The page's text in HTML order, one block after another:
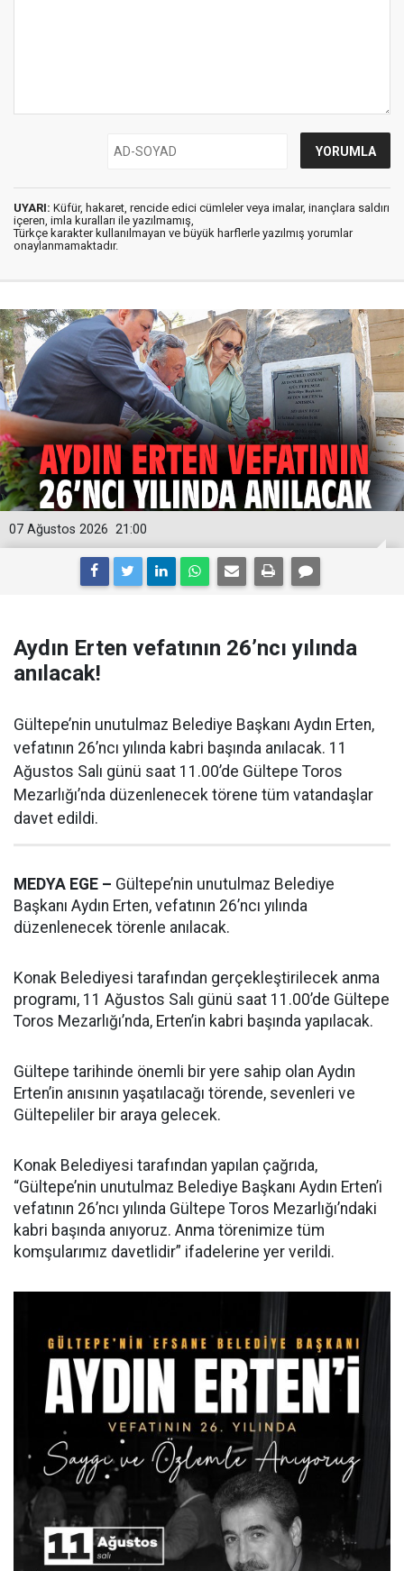
UYARI: Küfür, hakaret, rencide edici cümleler veya imalar, inançlara saldırı
içeren, imla kuralları ile yazılmamış,
Türkçe karakter kullanılmayan ve büyük harflerle yazılmış yorumlar
onaylanmamaktadır.
21:00
07 Ağustos 2026
Aydın Erten vefatının 26’ncı yılında
anılacak!
Gültepe’nin unutulmaz Belediye Başkanı Aydın Erten,
vefatının 26’ncı yılında kabri başında anılacak. 11
Ağustos Salı günü saat 11.00’de Gültepe Toros
Mezarlığı’nda düzenlenecek törene tüm vatandaşlar
davet edildi.
MEDYA EGE – Gültepe’nin unutulmaz Belediye
Başkanı Aydın Erten, vefatının 26’ncı yılında
düzenlenecek törenle anılacak.
Konak Belediyesi tarafından gerçekleştirilecek anma
programı, 11 Ağustos Salı günü saat 11.00’de Gültepe
Toros Mezarlığı’nda, Erten’in kabri başında yapılacak.
Gültepe tarihinde önemli bir yere sahip olan Aydın
Erten’in anısının yaşatılacağı törende, sevenleri ve
Gültepeliler bir araya gelecek.
Konak Belediyesi tarafından yapılan çağrıda,
“Gültepe’nin unutulmaz Belediye Başkanı Aydın Erten’i
vefatının 26’ncı yılında Gültepe Toros Mezarlığı’ndaki
kabri başında anıyoruz. Anma törenimize tüm
komşularımız davetlidir” ifadelerine yer verildi.